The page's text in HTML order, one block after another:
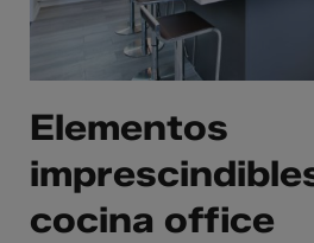
Elementos
cocina office